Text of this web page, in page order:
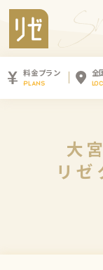
料金プラン
PLANS
全
大
リゼ